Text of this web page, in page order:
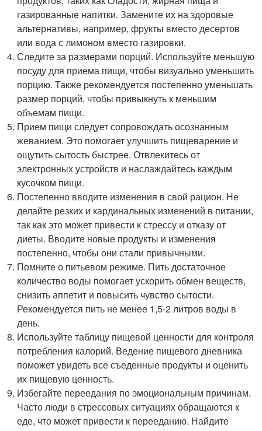
газированные напитки. Замените их на здоровые
альтернативы, например, фрукты вместо десертов
или вода с лимоном вместо газировки.
Следите за размерами порций. Используйте меньшую
посуду для приема пищи, чтобы визуально уменьшить
порцию. Также рекомендуется постепенно уменьшать
размер порций, чтобы привыкнуть к меньшим
объемам пищи.
Прием пищи следует сопровождать осознанным
жеванием. Это помогает улучшить пищеварение и
ощутить сытость быстрее. Отвлекитесь от
электронных устройств и наслаждайтесь каждым
кусочком пищи.
Постепенно вводите изменения в свой рацион. Не
делайте резких и кардинальных изменений в питании,
так как это может привести к стрессу и отказу от
диеты. Вводите новые продукты и изменения
постепенно, чтобы они стали привычными.
Помните о питьевом режиме. Пить достаточное
количество воды помогает ускорить обмен веществ,
снизить аппетит и повысить чувство сытости.
Рекомендуется пить не менее 1,5-2 литров воды в
день.
Используйте таблицу пищевой ценности для контроля
потребления калорий. Ведение пищевого дневника
поможет увидеть все съеденные продукты и оценить
их пищевую ценность.
Избегайте переедания по эмоциональным причинам.
Часто люди в стрессовых ситуациях обращаются к
еде, что может привести к перееданию. Найдите